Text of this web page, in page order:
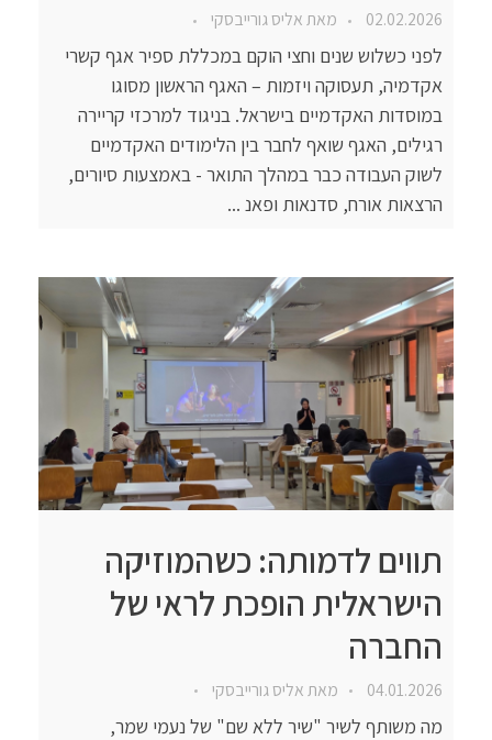
02.02.2026 מאתאליס גורייבסקי
לפני כשלוש שנים וחצי הוקם במכללת ספיר אגף קשרי
אקדמיה, תעסוקה ויזמות – האגף הראשון מסוגו
במוסדות האקדמיים בישראל. בניגוד למרכזי קריירה
רגילים, האגף שואף לחבר בין הלימודים האקדמיים
לשוק העבודה כבר במהלך התואר - באמצעות סיורים,
הרצאות אורח, סדנאות ופאנ ...
תווים לדמותה: כשהמוזיקה
הישראלית הופכת לראי של
החברה
04.01.2026 מאתאליס גורייבסקי
מה משותף לשיר "שיר ללא שם" של נעמי שמר,